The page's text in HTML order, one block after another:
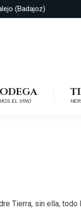
(Badajoz)
EL VINO
Tierra, sin ella,